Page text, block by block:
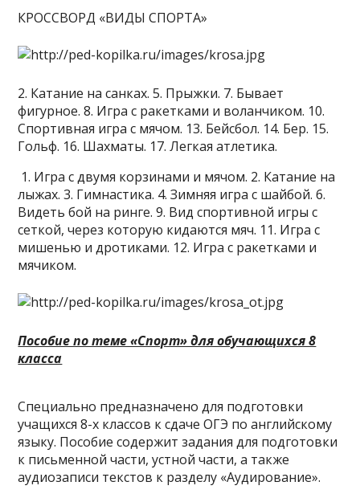
КРОССВОРД «ВИДЫ СПОРТА»
2. Катание на санках. 5. Прыжки. 7. Бывает
фигурное. 8. Игра с ракетками и воланчиком. 10.
Спортивная игра с мячом. 13. Бейсбол. 14. Бер. 15.
Гольф. 16. Шахматы. 17. Легкая атлетика.
1. Игра с двумя корзинами и мячом. 2. Катание на
лыжах. 3. Гимнастика. 4. Зимняя игра с шайбой. 6.
Видеть бой на ринге. 9. Вид спортивной игры с
сеткой, через которую кидаются мяч. 11. Игра с
мишенью и дротиками. 12. Игра с ракетками и
мячиком.
Пособие по теме «Спорт» для обучающихся 8
класса
Специально предназначено для подготовки
учащихся 8-х классов к сдаче ОГЭ по английскому
языку. Пособие содержит задания для подготовки
к письменной части, устной части, а также
аудиозаписи текстов к разделу «Аудирование».